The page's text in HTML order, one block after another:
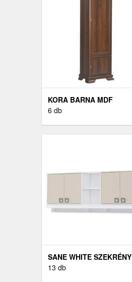
KORA BARNA MDF
SZEKRÉNY
6 db
SANE WHITE SZEKRÉNY
13 db